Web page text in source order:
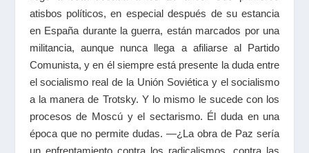
atisbos políticos, en especial después de su estancia
en España durante la guerra, están marcados por una
militancia, aunque nunca llega a afiliarse al Partido
Comunista, y en él siempre está presente la duda entre
el socialismo real de la Unión Soviética y el socialismo
a la manera de Trotsky. Y lo mismo le sucede con los
procesos de Moscú y el sectarismo. Él duda en una
época que no permite dudas. —¿La obra de Paz sería
un enfrentamiento contra los radicalismos, contra las